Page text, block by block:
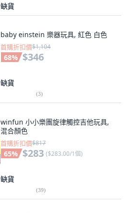
缺貨
baby einstein 樂器玩具, 紅色 白色
首購折扣價$1,104
68% $346
缺貨
(3)
winfun 小小樂團旋律觸控吉他玩具,
混合顏色
首購折扣價$817
65% $283 ($283.00/1個)
缺貨
(39)